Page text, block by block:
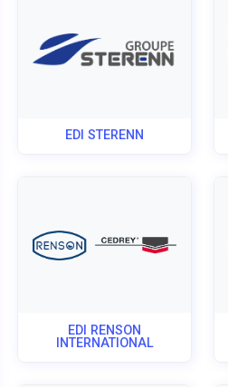
EDI STERENN
EDI RENSON
INTERNATIONAL